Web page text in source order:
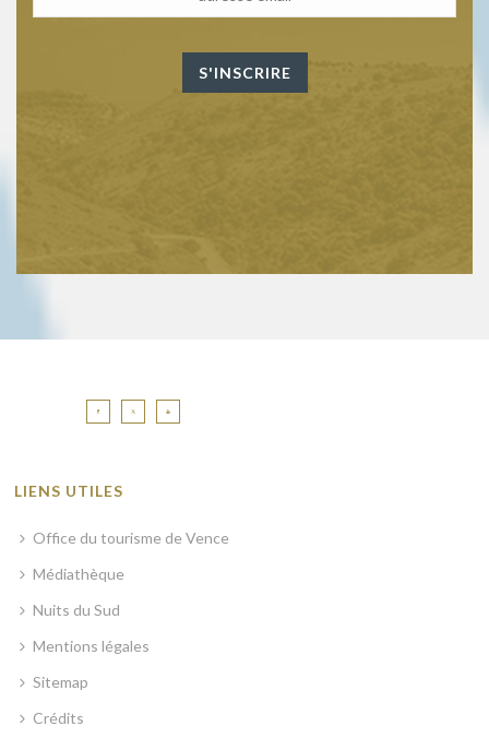
LIENS UTILES
Office du tourisme de Vence
Médiathèque
Nuits du Sud
Mentions légales
Sitemap
Crédits